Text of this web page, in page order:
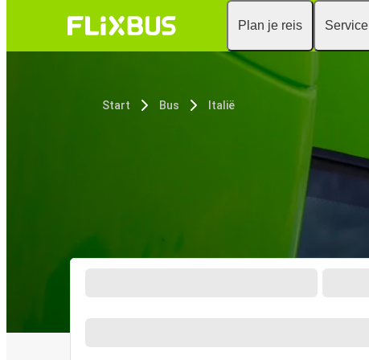
Plan je reis Service
Start Bus Italië